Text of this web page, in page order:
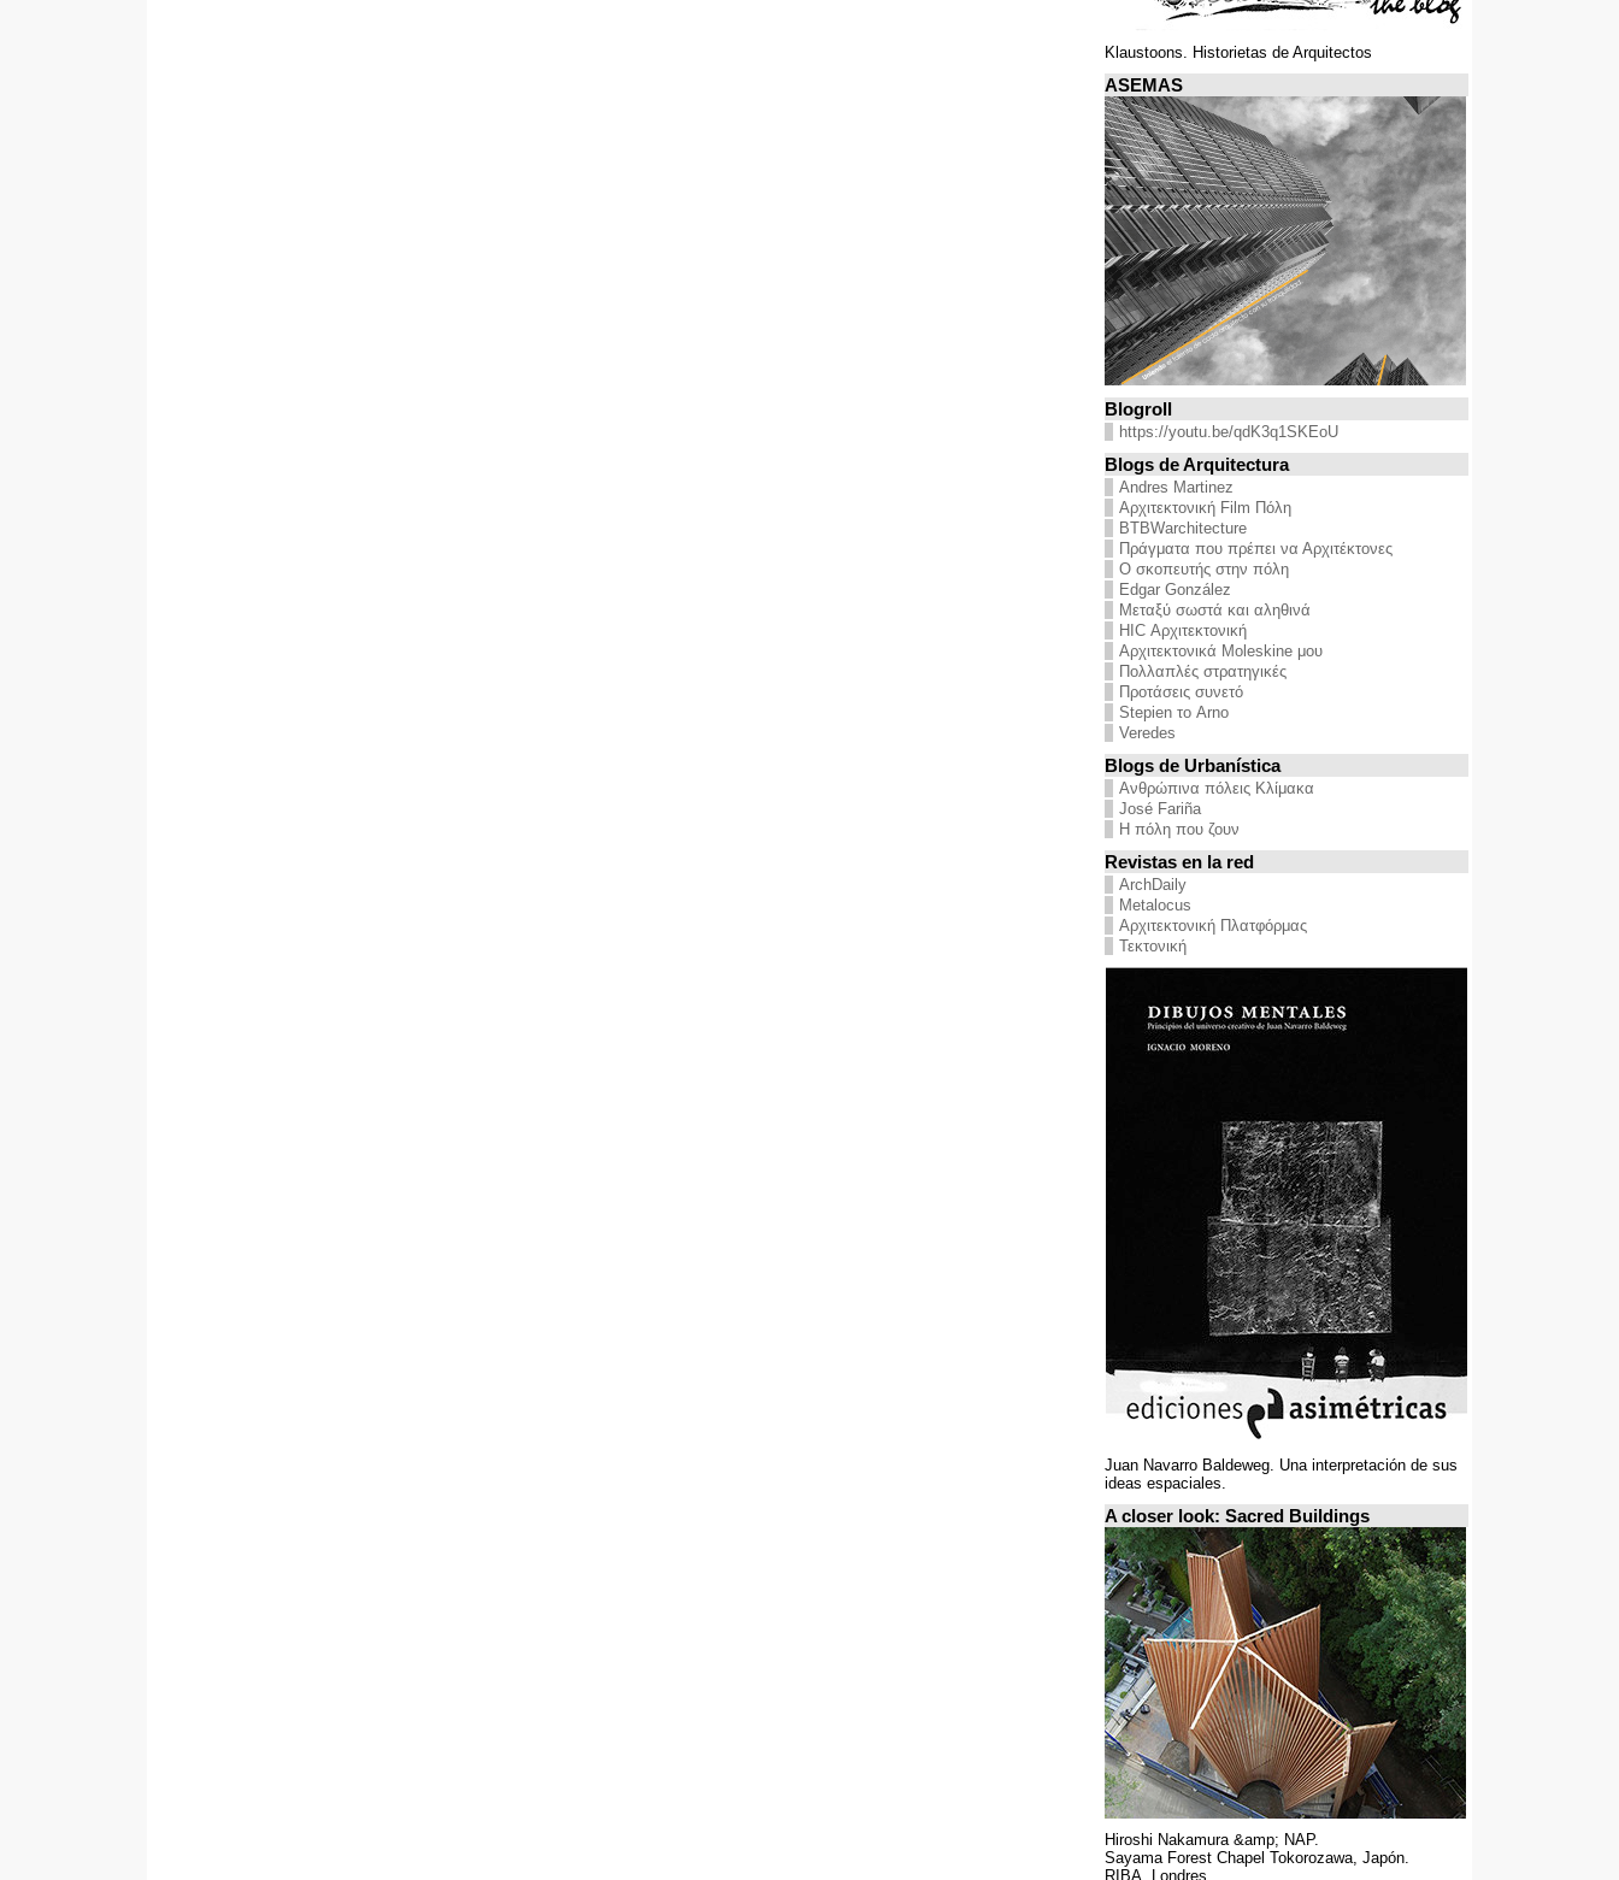
Klaustoons. Historietas de Arquitectos
ASEMAS
Blogroll
https://youtu.be/qdK3q1SKEoU
Blogs de Arquitectura
Andres Martinez
Αρχιτεκτονική Film Πόλη
BTBWarchitecture
Πράγματα που πρέπει να Αρχιτέκτονες
Ο σκοπευτής στην πόλη
Edgar González
Μεταξύ σωστά και αληθινά
HIC Αρχιτεκτονική
Αρχιτεκτονικά Moleskine μου
Πολλαπλές στρατηγικές
Προτάσεις συνετό
Stepien το Arno
Veredes
Blogs de Urbanística
Ανθρώπινα πόλεις Κλίμακα
José Fariña
Η πόλη που ζουν
Revistas en la red
ArchDaily
Metalocus
Αρχιτεκτονική Πλατφόρμας
Τεκτονική
Juan Navarro Baldeweg. Una interpretación de sus
ideas espaciales.
A closer look: Sacred Buildings
Hiroshi Nakamura &amp; NAP.
Sayama Forest Chapel Tokorozawa, Japón.
RIBA, Londres.